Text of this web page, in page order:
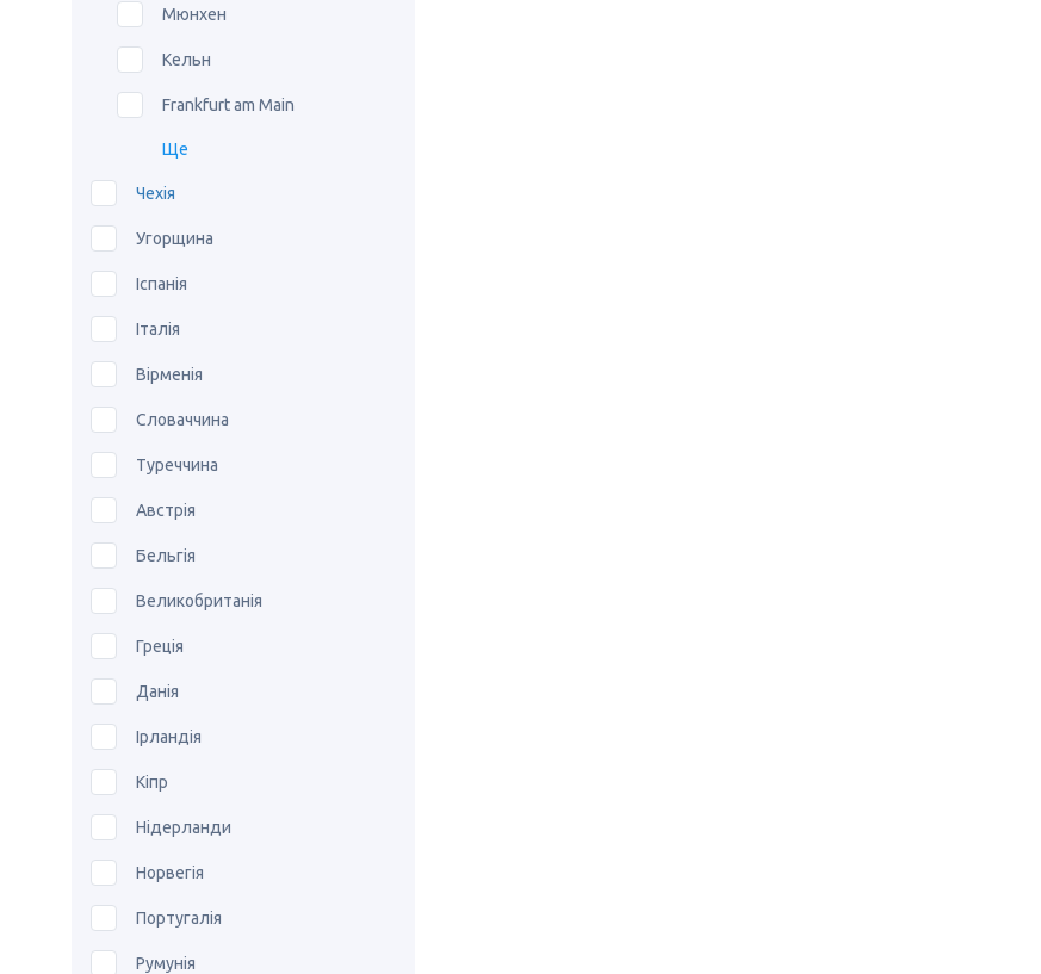
Мюнхен
Кельн
Frankfurt am Main
Ще
Чехія
Угорщина
Іспанія
Італія
Вірменія
Словаччина
Туреччина
Австрія
Бельгія
Великобританія
Греція
Данія
Ірландія
Кіпр
Нідерланди
Норвегія
Португалія
Румунія